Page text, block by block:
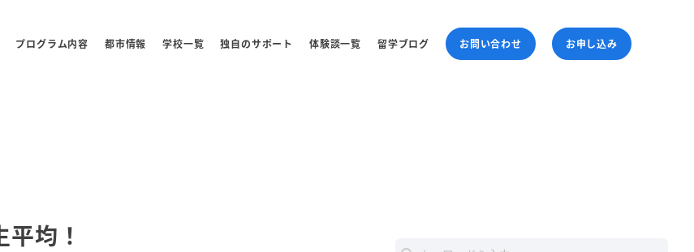
プログラム内容 都市情報 学校一覧 独自のサポート 体験談一覧 留学ブログ お問い合わせ お申し込み
均！